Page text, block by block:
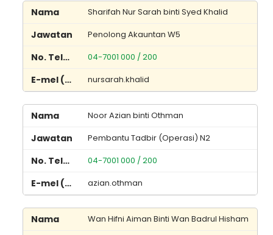
Sharifah Nur Sarah binti Syed Khalid
Penolong Akauntan W5
04-7001 000 / 200
nursarah.khalid
Noor Azian binti Othman
Pembantu Tadbir (Operasi) N2
04-7001 000 / 200
azian.othman
Wan Hifni Aiman Binti Wan Badrul Hisham